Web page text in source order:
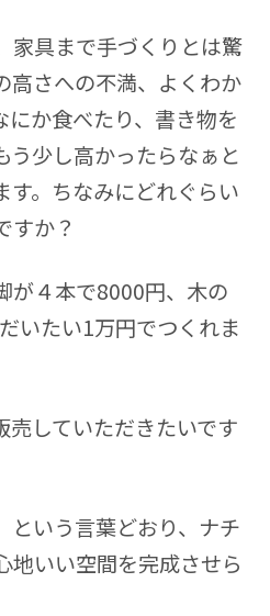
家具まで手づくりとは驚
高さへの不満、よくわか
にか食べたり、書き物を
う少し高かったらなぁと
す。ちなみにどれぐらい
すか？
が４本で8000円、木の
いたい1万円でつくれま
売していただきたいです
という言葉どおり、ナチ
地いい空間を完成させら